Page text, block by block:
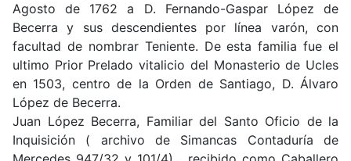
Agosto de 1762 a D. Fernando-Gaspar López de
Becerra y sus descendientes por línea varón, con
facultad de nombrar Teniente. De esta familia fue el
ultimo Prior Prelado vitalicio del Monasterio de Ucles
en 1503, centro de la Orden de Santiago, D. Álvaro
López de Becerra.
Juan López Becerra, Familiar del Santo Oficio de la
Inquisición ( archivo de Simancas Contaduría de